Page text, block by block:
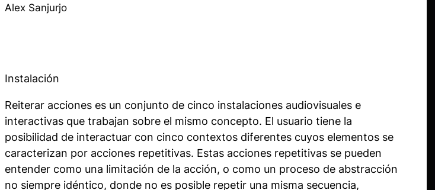
Alex Sanjurjo
Instalación
Reiterar acciones es un conjunto de cinco instalaciones audiovisuales e
interactivas que trabajan sobre el mismo concepto. El usuario tiene la
posibilidad de interactuar con cinco contextos diferentes cuyos elementos se
caracterizan por acciones repetitivas. Estas acciones repetitivas se pueden
entender como una limitación de la acción, o como un proceso de abstracción
no siempre idéntico, donde no es posible repetir una misma secuencia,